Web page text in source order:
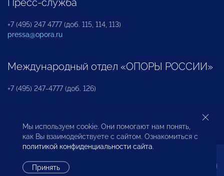
Пресс-служба
+7 (495) 247 4777 (доб. 115, 114, 113)
pressa@opora.ru
Международный отдел «ОПОРЫ РОССИИ»
+7 (495) 247-4777 (доб. 126)
Бюро по защите прав предпринимателей и
инвесторов
Мы используем cookie. Они помогают нам понять,
как Вы взаимодействуете с сайтом. Ознакомиться с
политикой конфиденциальности сайта.
Принять